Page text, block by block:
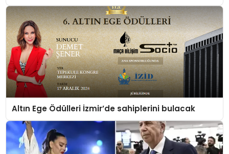
Altın Ege Ödülleri İzmir’de sahiplerini bulacak